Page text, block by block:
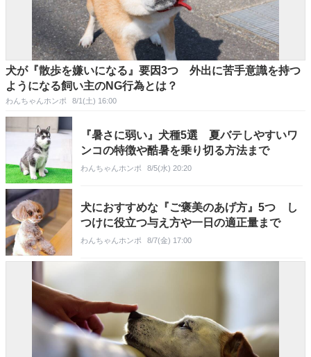
犬が『散歩を嫌いになる』要因3つ 外出に苦手意識を持つ
ようになる飼い主のNG行為とは？
わんちゃんホンポ 8/1(土) 16:00
『暑さに弱い』犬種5選 夏バテしやすいワ
ンコの特徴や酷暑を乗り切る方法まで
わんちゃんホンポ 8/5(水) 20:20
犬におすすめな『ご褒美のあげ方』5つ し
つけに役立つ与え方や一日の適正量まで
わんちゃんホンポ 8/7(金) 17:00